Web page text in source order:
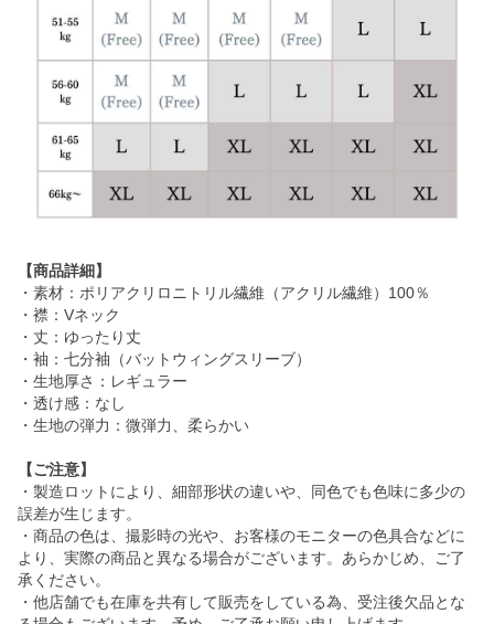
【商品詳細】
・素材：ポリアクリロニトリル繊維（アクリル繊維）100％
・襟：Vネック
・丈：ゆったり丈
・袖：七分袖（バットウィングスリーブ）
・生地厚さ：レギュラー
・透け感：なし
・生地の弾力：微弾力、柔らかい
【ご注意】
・製造ロットにより、細部形状の違いや、同色でも色味に多少の
誤差が生じます。
・商品の色は、撮影時の光や、お客様のモニターの色具合などに
より、実際の商品と異なる場合がございます。あらかじめ、ご了
承ください。
・他店舗でも在庫を共有して販売をしている為、受注後欠品とな